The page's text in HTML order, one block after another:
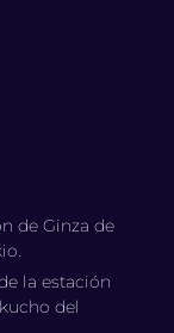
de Ginza de
la estación
del